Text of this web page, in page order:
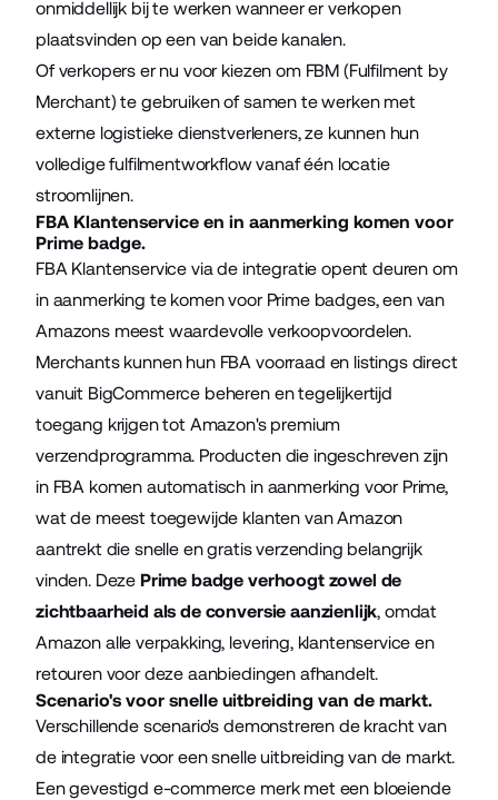
onmiddellijk bij te werken wanneer er verkopen
plaatsvinden op een van beide kanalen.
Of verkopers er nu voor kiezen om FBM (Fulfilment by
Merchant) te gebruiken of samen te werken met
externe logistieke dienstverleners, ze kunnen hun
volledige fulfilmentworkflow vanaf één locatie
stroomlijnen.
FBA Klantenservice en in aanmerking komen voor
Prime badge.
FBA Klantenservice via de integratie opent deuren om
in aanmerking te komen voor Prime badges, een van
Amazons meest waardevolle verkoopvoordelen.
Merchants kunnen hun FBA voorraad en listings direct
vanuit BigCommerce beheren en tegelijkertijd
toegang krijgen tot Amazon's premium
verzendprogramma. Producten die ingeschreven zijn
in FBA komen automatisch in aanmerking voor Prime,
wat de meest toegewijde klanten van Amazon
aantrekt die snelle en gratis verzending belangrijk
vinden. Deze Prime badge verhoogt zowel de
zichtbaarheid als de conversie aanzienlijk, omdat
Amazon alle verpakking, levering, klantenservice en
retouren voor deze aanbiedingen afhandelt.
Scenario's voor snelle uitbreiding van de markt.
Verschillende scenario's demonstreren de kracht van
de integratie voor een snelle uitbreiding van de markt.
Een gevestigd e-commerce merk met een bloeiende